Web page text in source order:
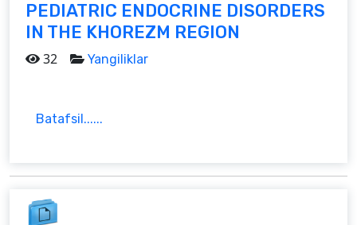
PEDIATRIC ENDOCRINE DISORDERS
IN THE KHOREZM REGION
32 Yangiliklar
Batafsil......